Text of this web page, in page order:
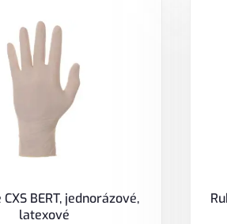
BERT, jednorázové,
latexové